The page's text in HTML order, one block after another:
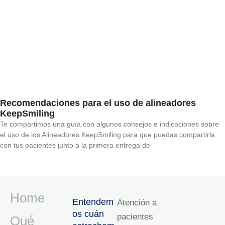
Recomendaciones para el uso de alineadores
KeepSmiling
Te compartimos una guía con algunos consejos e indicaciones sobre
el uso de los Alineadores KeepSmiling para que puedas compartirla
con tus pacientes junto a la primera entrega de
Home
Qué
Entendem
os cuán
Atención a
pacientes